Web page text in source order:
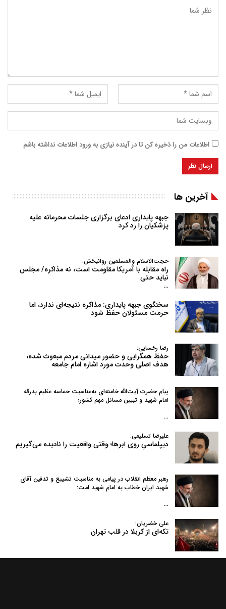
اطلاعات من را ذخیره کن تا در آینده نیازی به ورود اطلاعات نداشته باشم
آخرین ها
جبهه پایداری ادعای برگزاری جلسات محرمانه علیه
پزشکیان را رد کرد
حجت‌الاسلام والمسلمین روانبخش:
راه مقابله با آمریکا مقاومت است، نه مذاکره/ مجلس
نباید حتی
…
سخنگوی جبهه پایداری: مذاکره نتیجه‌ای ندارد، اما
حرمت مسئولان حفظ شود
رضا رخسایی:
حفظ همگرایی و حضور میدانی مردم مبعوث شده،
هدف اصلی وحدت مورد اشاره امام جامعه
پیام حضرت آیت‌الله خامنه‌ای به‌مناسبت حماسه عظیم بدرقه
امام شهید و تبیین مسائل مهم کشور؛
…
علیرضا تسلیمی:
دیپلماسیِ روی ابرها؛ وقتی واقعیت را نادیده می‌گیریم
رهبر معظم انقلاب در پیامی به‌ مناسبت تشییع و تدفین آقای
شهید ایران خطاب به امام شهید امت:
…
علی خضریان:
تکه‌ای از کربلا در قلب تهران